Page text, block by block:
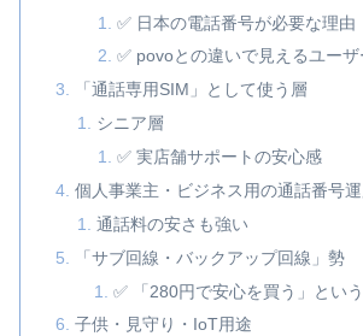
✅ 日本の電話番号が必要な理由
✅ povoとの違いで見えるユーザ
「通話専用SIM」として使う層
シニア層
✅ 実店舗サポートの安心感
個人事業主・ビジネス用の通話番号運
通話料の安さも強い
「サブ回線・バックアップ回線」勢
✅ 「280円で安心を買う」とい
子供・見守り・IoT用途